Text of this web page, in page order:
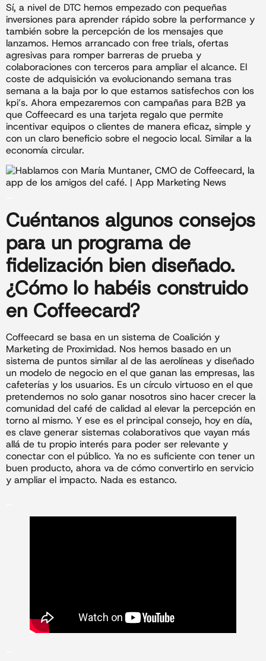
Sí, a nivel de DTC hemos empezado con pequeñas
inversiones para aprender rápido sobre la performance y
también sobre la percepción de los mensajes que
lanzamos. Hemos arrancado con free trials, ofertas
agresivas para romper barreras de prueba y
colaboraciones con terceros para ampliar el alcance. El
coste de adquisición va evolucionando semana tras
semana a la baja por lo que estamos satisfechos con los
kpi’s. Ahora empezaremos con campañas para B2B ya
que Coffeecard es una tarjeta regalo que permite
incentivar equipos o clientes de manera eficaz, simple y
con un claro beneficio sobre el negocio local. Similar a la
economía circular.
Cuéntanos algunos consejos
para un programa de
fidelización bien diseñado.
¿Cómo lo habéis construido
en Coffeecard?
Coffeecard se basa en un sistema de Coalición y
Marketing de Proximidad. Nos hemos basado en un
sistema de puntos similar al de las aerolíneas y diseñado
un modelo de negocio en el que ganan las empresas, las
cafeterías y los usuarios. Es un círculo virtuoso en el que
pretendemos no solo ganar nosotros sino hacer crecer la
comunidad del café de calidad al elevar la percepción en
torno al mismo. Y ese es el principal consejo, hoy en día,
es clave generar sistemas colaborativos que vayan más
allá de tu propio interés para poder ser relevante y
conectar con el público. Ya no es suficiente con tener un
buen producto, ahora va de cómo convertirlo en servicio
y ampliar el impacto. Nada es estanco.